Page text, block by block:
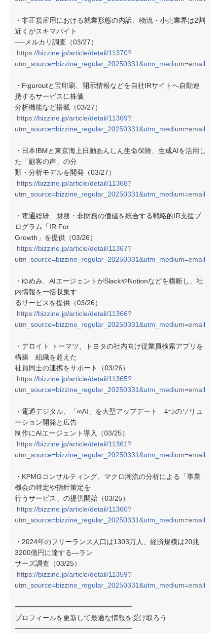
・非正規雇用における就業形態の内訳、物流・小売業界は2割
近くがスキマバイト
──メルカリ調査（03/27）
https://bizzine.jp/article/detail/11370?
utm_source=bizzine_regular_20250331&utm_medium=email
・Figuroutと宝印刷、開示情報などを自社IRサイトへ自動連
携するサービスに株価
分析機能など搭載（03/27）
https://bizzine.jp/article/detail/11369?
utm_source=bizzine_regular_20250331&utm_medium=email
・日本IBMと東京海上日動あんしん生命保険、生成AIを活用し
た「顧客の声」の分
類・分析モデルを開発（03/27）
https://bizzine.jp/article/detail/11368?
utm_source=bizzine_regular_20250331&utm_medium=email
・電通総研、財務・非財務の価値を統合する戦略的IR支援プ
ログラム「IR For
Growth」を提供（03/26）
https://bizzine.jp/article/detail/11367?
utm_source=bizzine_regular_20250331&utm_medium=email
・ゆめみ、AIエージェントがSlackやNotionなどを横断し、社
内情報を一括収集す
るサービスを提供（03/26）
https://bizzine.jp/article/detail/11366?
utm_source=bizzine_regular_20250331&utm_medium=email
・デロイト トーマツ、トヨタの社内向け従業員検索アプリを
構築 組織を超えた
社員同士の連携をサポート（03/26）
https://bizzine.jp/article/detail/11365?
utm_source=bizzine_regular_20250331&utm_medium=email
・電通デジタル、「∞AI」を大型アップデート 4つのソリュ
ーション開発と広告
制作にAIエージェント導入（03/25）
https://bizzine.jp/article/detail/11361?
utm_source=bizzine_regular_20250331&utm_medium=email
・KPMGコンサルティング、マクロ潮流の分析による「事業
機会の特定や指針策定を
行うサービス」の提供開始（03/25）
https://bizzine.jp/article/detail/11360?
utm_source=bizzine_regular_20250331&utm_medium=email
・2024年のフリーランス人口は1303万人、経済規模は20兆
3200億円に達する—ラン
サーズ調査（03/25）
https://bizzine.jp/article/detail/11359?
utm_source=bizzine_regular_20250331&utm_medium=email
━━━━━━━━━━━━━━━━━
プロフィールを更新して最適な情報を受け取ろう
━━━━━━━━━━━━━━━━━